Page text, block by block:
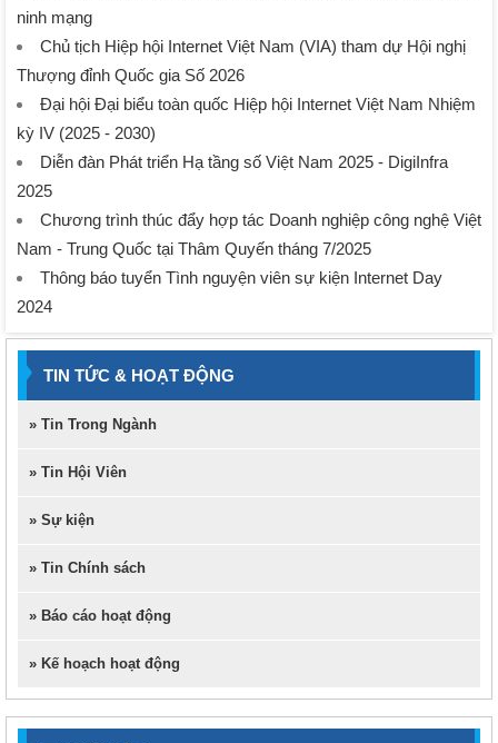
ninh mạng
Chủ tịch Hiệp hội Internet Việt Nam (VIA) tham dự Hội nghị
Thượng đỉnh Quốc gia Số 2026
Đại hội Đại biểu toàn quốc Hiệp hội Internet Việt Nam Nhiệm
kỳ IV (2025 - 2030)
Diễn đàn Phát triển Hạ tầng số Việt Nam 2025 - DigiInfra
2025
Chương trình thúc đẩy hợp tác Doanh nghiệp công nghệ Việt
Nam - Trung Quốc tại Thâm Quyến tháng 7/2025
Thông báo tuyển Tình nguyện viên sự kiện Internet Day
2024
TIN TỨC & HOẠT ĐỘNG
» Tin Trong Ngành
» Tin Hội Viên
» Sự kiện
» Tin Chính sách
» Báo cáo hoạt động
» Kế hoạch hoạt động